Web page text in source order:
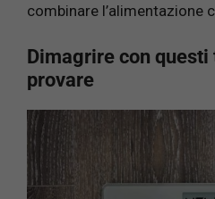
combinare l’alimentazione
Dimagrire con
provare